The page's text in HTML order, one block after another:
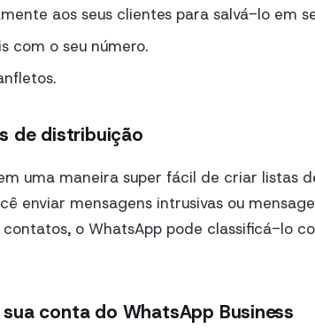
aos seus clientes para salvá-lo em
com o seu número.
de distribuição
uma maneira super fácil de criar listas
enviar mensagens intrusivas ou
contatos, o WhatsApp pode classificá-lo
conta do WhatsApp Business